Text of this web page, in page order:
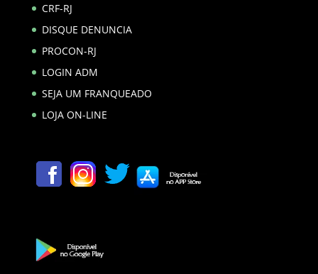
CRF-RJ
DISQUE DENUNCIA
PROCON-RJ
LOGIN ADM
SEJA UM FRANQUEADO
LOJA ON-LINE